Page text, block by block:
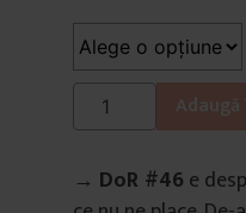
Cantitate
Pachet
#46
→ DoR #46 e